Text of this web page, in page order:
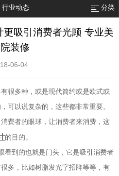
行业动态 分类
吸引消费者光顾 专业美
装修
06-04
多种，或是现代简约或是欧式或
可以说复杂的，这些都非常重要。
费者的眼球，让消费者来消费，这
的目的。
到的也就是门头，它是吸引消费者
多，比如树脂发光字招牌等等，有